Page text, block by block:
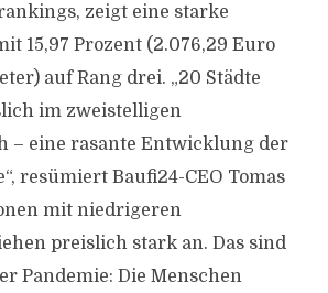
zeigt eine starke
15,97 Prozent (2.076,29 Euro
auf Rang drei. „20 Städte
im zweistelligen
– eine rasante Entwicklung der
resümiert Baufi24-CEO Tomas
mit niedrigeren
preislich stark an. Das sind
Pandemie: Die Menschen